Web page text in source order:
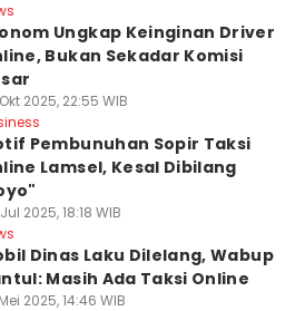
Ungkap Keinginan Driver
Bukan Sekadar Komisi
2025, 22:55 WIB
Pembunuhan Sopir Taksi
Lamsel, Kesal Dibilang
2025, 18:18 WIB
Dinas Laku Dilelang, Wabup
Masih Ada Taksi Online
2025, 14:46 WIB